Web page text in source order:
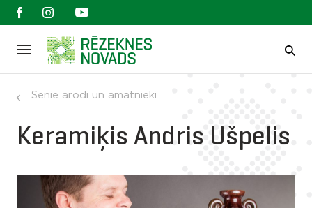
Senie arodi un amatnieki
Keramiķis Andris Ušpelis